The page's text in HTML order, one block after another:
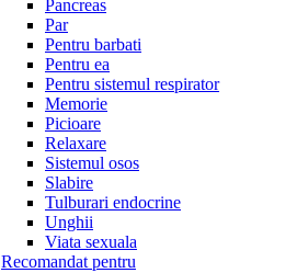
Pancreas
Par
Pentru barbati
Pentru ea
Pentru sistemul respirator
Memorie
Picioare
Relaxare
Sistemul osos
Slabire
Tulburari endocrine
Unghii
Viata sexuala
Recomandat pentru